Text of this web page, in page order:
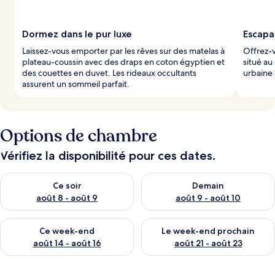
Dormez dans le pur luxe
Laissez-vous emporter par les rêves sur des matelas à
plateau-coussin avec des draps en coton égyptien et
des couettes en duvet. Les rideaux occultants
assurent un sommeil parfait.
Offrez-
situé
Options de chambre
Vérifiez la disponibilité pour ces dates.
Ce soir
août 8 - août 9
Vérifier la disponibilité pour ce soir août 8 - août 9
Demain
août 9 - août 10
Vérifier la disponibilité pour
Ce week-end
août 14 - août 16
Vérifier la disponibilité pour ce week-end août 14 - août 16
Le week-end prochain
août 21 - août 23
Vérifier la disponibilité pour